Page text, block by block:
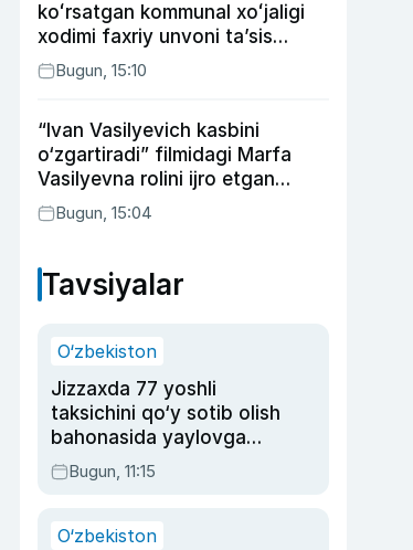
koʻrsatgan kommunal xoʻjaligi
xodimi faxriy unvoni taʼsis
etilishi mumkin
Bugun, 15:10
“Ivan Vasilyevich kasbini
o‘zgartiradi” filmidagi Marfa
Vasilyevna rolini ijro etgan
aktrisaning taqdiri qanday
kechdi?
Bugun, 15:04
Tavsiyalar
O‘zbekiston
Jizzaxda 77 yoshli
taksichini qo‘y sotib olish
bahonasida yaylovga
olib borib o‘ldirgan yigit
20 yilga qamaldi
Bugun, 11:15
O‘zbekiston